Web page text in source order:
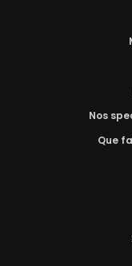
Nos
Que